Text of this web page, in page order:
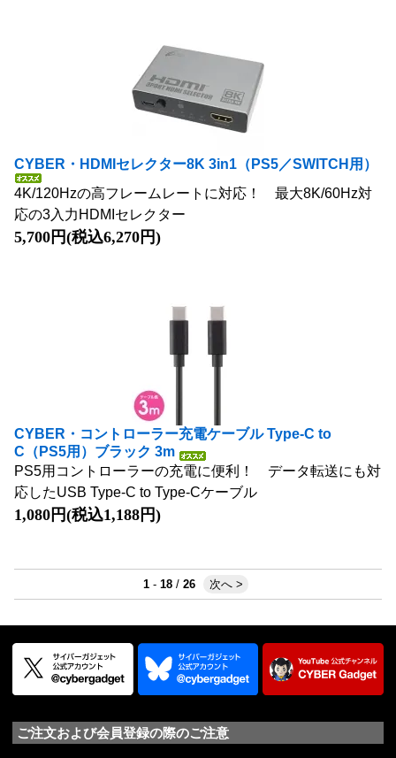
CYBER・HDMIセレクター8K 3in1（PS5／SWITCH用）
4K/120Hzの高フレームレートに対応！ 最大8K/60Hz対
応の3入力HDMIセレクター
5,700円(税込6,270円)
CYBER・コントローラー充電ケーブル Type-C to
C（PS5用）ブラック 3m
PS5用コントローラーの充電に便利！ データ転送にも対
応したUSB Type-C to Type-Cケーブル
1,080円(税込1,188円)
1 -18 /26 次へ >
ご注文および会員登録の際のご注意